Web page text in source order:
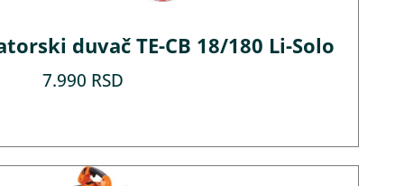
duvač TE-CB 18/180 Li-Solo
7.990 RSD